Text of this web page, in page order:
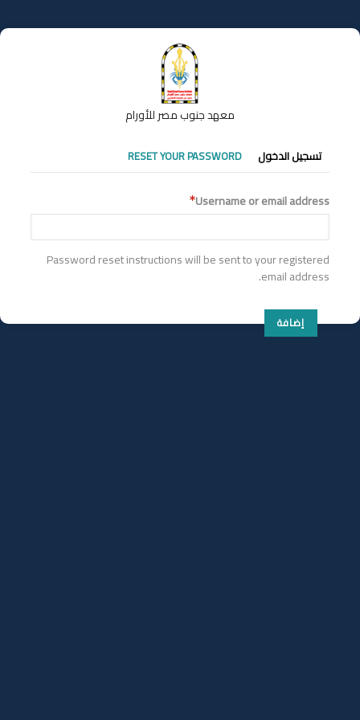
إلى
المحتوى
معهد جنوب مصر للأورام
التبويبات
الأساسية
تسجيل الدخول RESET YOUR PASSWORD
Username or email address
Password reset instructions will be sent to your registered
email address.